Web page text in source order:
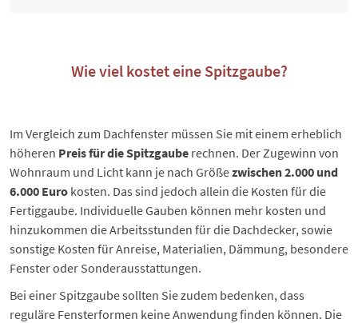
Wie viel kostet eine Spitzgaube?
Im Vergleich zum Dachfenster müssen Sie mit einem erheblich
höheren Preis für die Spitzgaube rechnen. Der Zugewinn von
Wohnraum und Licht kann je nach Größezwischen 2.000 und
6.000 Euro kosten. Das sind jedoch allein die Kosten für die
Fertiggaube. Individuelle Gauben können mehr kosten und
hinzukommen die Arbeitsstunden für die Dachdecker, sowie
sonstige Kosten für Anreise, Materialien, Dämmung, besondere
Fenster oder Sonderausstattungen.
Bei einer Spitzgaube sollten Sie zudem bedenken, dass
reguläre Fensterformen keine Anwendung finden können. Die